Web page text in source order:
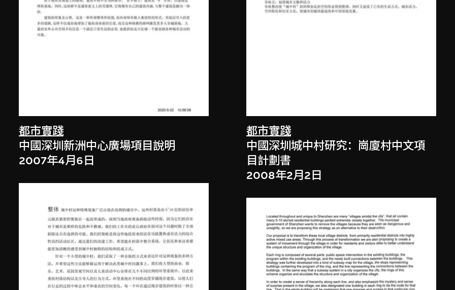
都市實踐
中國深圳新洲中心廣場項目說明
2007年4月6日
都市實踐
中國深圳城中村研究：崗廈村中文項
目計劃書
2008年2月2日